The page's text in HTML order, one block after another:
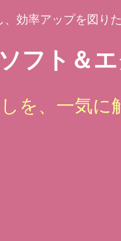
効率アップを図り
フト＆
を、一気に